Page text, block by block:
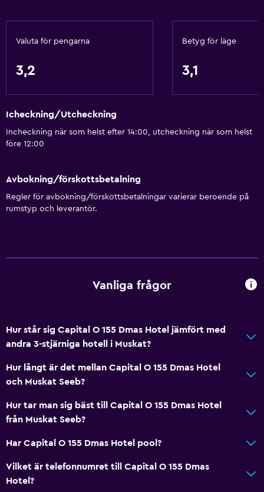
Valuta för pengarna
3,2
Betyg för läge
3,1
Icheckning/Utcheckning
Incheckning när som helst efter 14:00, utcheckning när som helst
före 12:00
Avbokning/förskottsbetalning
Regler för avbokning/förskottsbetalningar varierar beroende på
rumstyp och leverantör.
Vanliga frågor
Hur står sig Capital O 155 Dmas Hotel jämfört med
andra 3-stjärniga hotell i Muskat?
Hur långt är det mellan Capital O 155 Dmas Hotel
och Muskat Seeb?
Hur tar man sig bäst till Capital O 155 Dmas Hotel
från Muskat Seeb?
Har Capital O 155 Dmas Hotel pool?
Vilket är telefonnumret till Capital O 155 Dmas
Hotel?